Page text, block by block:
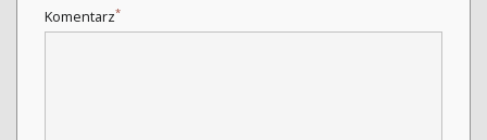
Komentarz*